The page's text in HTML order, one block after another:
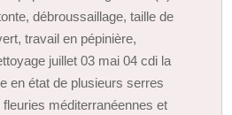
débroussaillage, taille de
travail en pépinière,
juillet 03 mai 04 cdi la
en état de plusieurs serres
méditerranéennes et